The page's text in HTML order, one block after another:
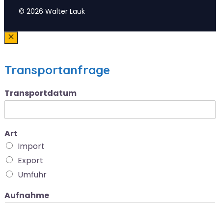
© 2026 Walter Lauk
Schließen
Transportanfrage
Transportdatum
Art
Import
Export
Umfuhr
Aufnahme